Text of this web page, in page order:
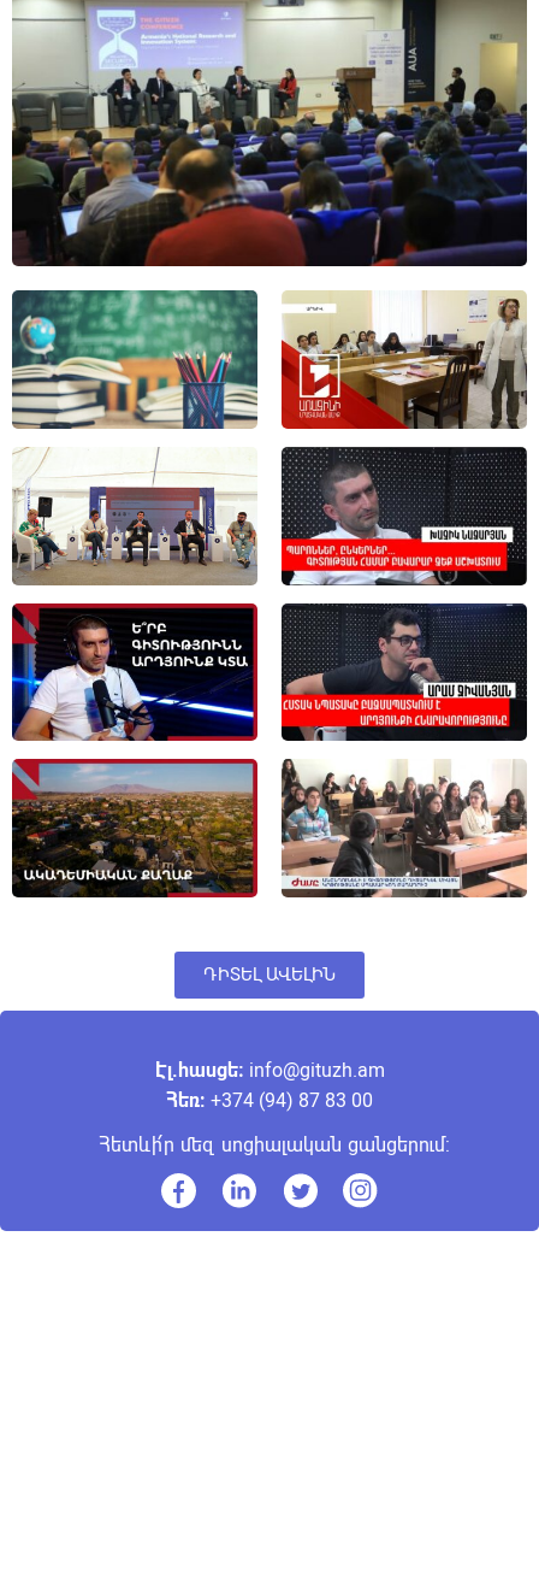
ԴԻՏԵԼ ԱՎԵԼԻՆ
Էլ.հասցե։ info@gituzh.am
Հեռ: +374 (94) 87 83 00
Հետևի՛ր մեզ սոցիալական ցանցերում: